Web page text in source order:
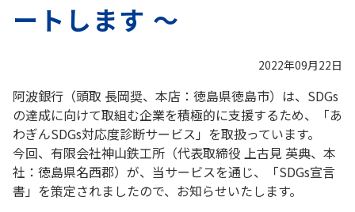
ートします ～
2022年09月22日
阿波銀行（頭取 長岡奨、本店：徳島県徳島市）は、SDGs
の達成に向けて取組む企業を積極的に支援するため、「あ
わぎんSDGs対応度診断サービス」を取扱っています。
今回、有限会社神山鉄工所（代表取締役 上古見 英典、本
社：徳島県名西郡）が、当サービスを通じ、「SDGs宣言
書」を策定されましたので、お知らせいたします。